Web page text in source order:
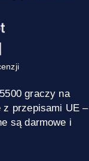
graczy na
z przepisami UE –
są darmowe i